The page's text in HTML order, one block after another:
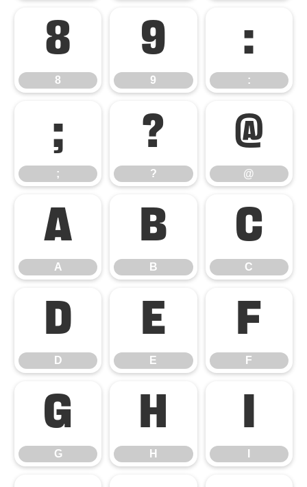
8
8
9
9
:
:
;
;
?
?
@
@
A
A
B
B
C
C
D
D
E
E
F
F
G
G
H
H
I